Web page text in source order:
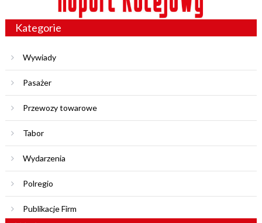
Kategorie
Wywiady
Pasażer
Przewozy towarowe
Tabor
Wydarzenia
Polregio
Publikacje Firm